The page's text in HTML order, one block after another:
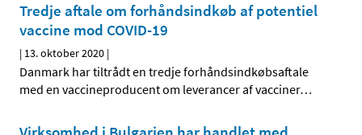
Tredje aftale om forhåndsindkøb af potentiel
vaccine mod COVID-19
| 13. oktober 2020 |
Danmark har tiltrådt en tredje forhåndsindkøbsaftale
med en vaccineproducent om leverancer af vacciner…